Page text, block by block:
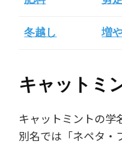
冬越し 増
キャットミ
キャットミントの学
別名では「ネペタ・